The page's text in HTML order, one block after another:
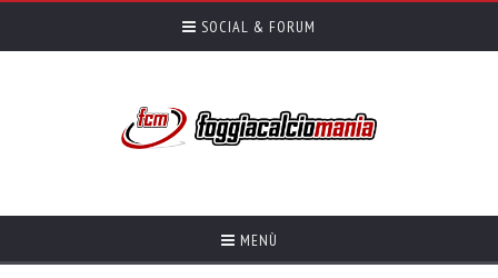
SOCIAL & FORUM
MENÙ